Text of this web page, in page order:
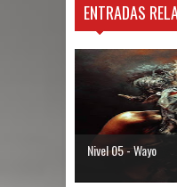
ENTRADAS
Nivel 05 - Wayo